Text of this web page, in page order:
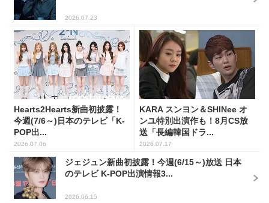
2026.07.23
Hearts2Hearts新曲初披露！
今週(7/6～)日本のテレビ「K-
POP出...
2026.07.06
KARA スンヨン＆SHINee オ
ンユ特別出演作も！8月CS放
送「長編韓国ドラ...
2026.07.17
ジェジュン新曲初披露！今週(6/15～)放送 日本
のテレビ K-POP出演情報3...
2026.06.15